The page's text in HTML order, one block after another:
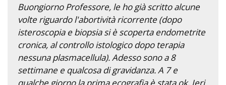
Buongiorno Professore, le ho già scritto alcune
volte riguardo l'abortività ricorrente (dopo
isteroscopia e biopsia si è scoperta endometrite
cronica, al controllo istologico dopo terapia
nessuna plasmacellula). Adesso sono a 8
settimane e qualcosa di gravidanza. A 7 e